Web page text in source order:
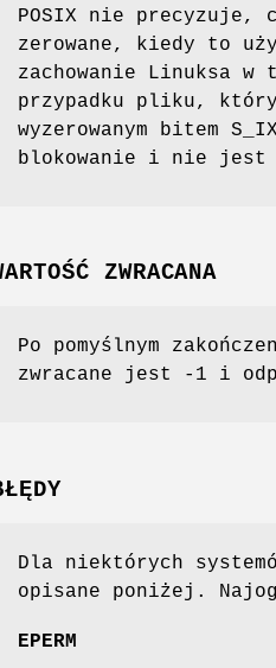
POSIX nie precyzuje,
zerowane, kiedy to
zachowanie Linuksa
przypadku pliku,
wyzerowanym bitem
blokowanie i nie jest
ZWRACANA
Po pomyślnym
zwracane jest -1 i
Dla niektórych
opisane poniżej.
EPERM